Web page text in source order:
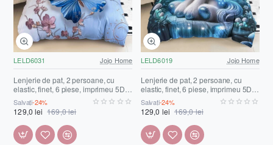
LELD6031 Jojo Home
Lenjerie de pat, 2 persoane, cu
elastic, finet, 6 piese, imprimeu 5D,
albastru , cu flori și fluturi,
LELD6031
Salvați-24%
129,0 lei 169,0 lei
LELD6019 Jojo Home
Lenjerie de pat, 2 persoane, cu
elastic, finet, 6 piese, imprimeu 5D,
albastru , cu ponei, LELD6019
Salvați-24%
129,0 lei 169,0 lei